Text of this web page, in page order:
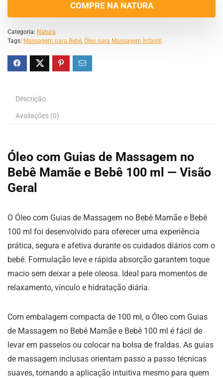
COMPRE NA NATURA
Categoria: Natura
Tags: Massagem para Bebê, Óleo para Massagem Infantil
Descrição
Avaliações (0)
Óleo com Guias de Massagem no
Bebê Mamãe e Bebê 100 ml — Visão
Geral
O Óleo com Guias de Massagem no Bebê Mamãe e Bebê
100 ml foi desenvolvido para oferecer uma experiência
prática, segura e afetiva durante os cuidados diários com o
bebê. Formulação leve e rápida absorção garantem toque
macio sem deixar a pele oleosa. Ideal para momentos de
relaxamento, vínculo e hidratação diária.
Com embalagem compacta de 100 ml, o Óleo com Guias
de Massagem no Bebê Mamãe e Bebê 100 ml é fácil de
levar em passeios ou colocar na bolsa de fraldas. As guias
de massagem inclusas orientam passo a passo técnicas
suaves, tornando a aplicação intuitiva mesmo para quem